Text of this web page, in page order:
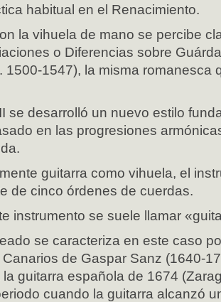
habitual en el Renacimiento.
la vihuela de mano se percibe
o Diferencias sobre
1500-1547), la misma romanesca
se desarrolló un nuevo estilo
en las progresiones
guitarra como vihuela, el
de cinco órdenes de cuerdas.
instrumento se suele llamar
se caracteriza en este caso
de Gaspar Sanz (1640-
guitarra española de 1674
cuando la guitarra alcanzó